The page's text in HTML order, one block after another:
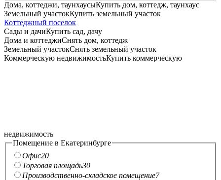
Дома, коттеджи, таунхаусыКупить дом, коттедж, таунхаус
Земельный участокКупить земельный участок
Коттеджный поселок
Сады и дачиКупить сад, дачу
Дома и коттеджиСнять дом, коттедж
Земельный участокСнять земельный участок
Коммерческую недвижимостьКупить коммерческую
недвижимость
Помещение в Екатеринбурге
Офис20
Торговая площадь30
Производственно-складское помещение7